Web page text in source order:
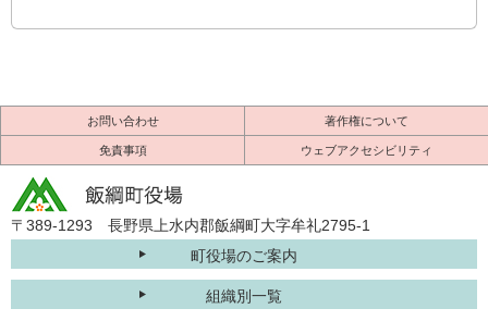
お問い合わせ 著作権について
免責事項 ウェブアクセシビリティ
〒389-1293 長野県上水内郡飯綱町大字牟礼2795-1
町役場のご案内
組織別一覧